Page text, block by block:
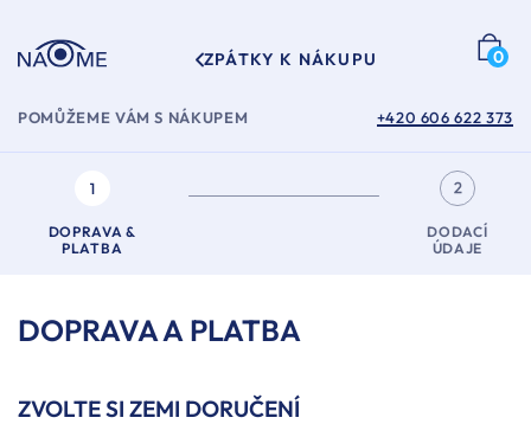
ZPÁTKY K NÁKUPU
POMŮŽEME VÁM S NÁKUPEM +420 606 622 373
0
DOPRAVA &
PLATBA
DODACÍ
ÚDAJE
DOPRAVA A PLATBA
ZVOLTE SI ZEMI DORUČENÍ